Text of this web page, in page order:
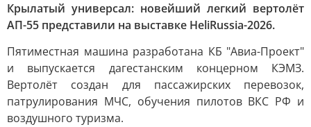
Крылатый универсал: новейший легкий вертолёт
АП-55 представили на выставке HeliRussia-2026.
Пятиместная машина разработана КБ "Авиа-Проект"
и выпускается дагестанским концерном КЭМЗ.
Вертолёт создан для пассажирских перевозок,
патрулирования МЧС, обучения пилотов ВКС РФ и
воздушного туризма.